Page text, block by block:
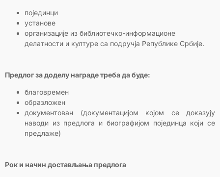
појединци
установе
организације из библиотечко-информационе
делатности и културе са подручја Републике Србије.
Предлог за доделу награде треба да буде:
благовремен
образложен
документован (документацијом којом се доказују
наводи из предлога и биографијом појединца који се
предлаже)
Рок и начин достављања предлога